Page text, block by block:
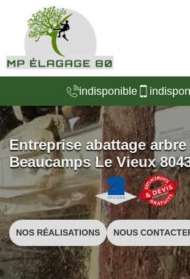
indisponible
Entreprise abattage arbre
Beaucamps Le Vieux
NOS RÉALISATIONS NOUS